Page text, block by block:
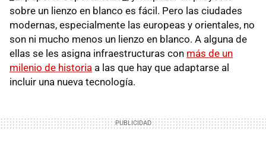
sobre un lienzo en blanco es fácil. Pero las ciudades
modernas, especialmente las europeas y orientales, no
son ni mucho menos un lienzo en blanco. A alguna de
ellas se les asigna infraestructuras con más de un
milenio de historia a las que hay que adaptarse al
incluir una nueva tecnología.